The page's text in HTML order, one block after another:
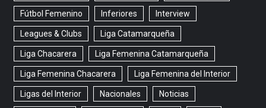
Fútbol Femenino Inferiores Interview
Leagues & Clubs Liga Catamarqueña
Liga Chacarera Liga Femenina Catamarqueña
Liga Femenina Chacarera Liga Femenina del Interior
Ligas del Interior Nacionales Noticias